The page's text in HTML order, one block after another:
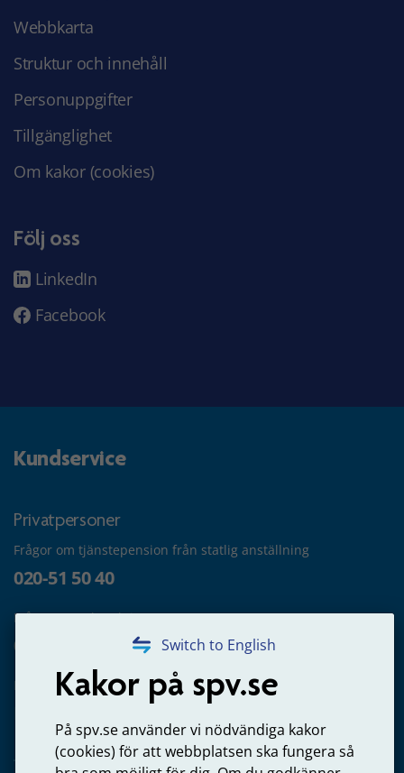
Switch to English
Kakor på spv.se
På spv.se använder vi nödvändiga kakor
(cookies) för att webbplatsen ska fungera så
Webbkarta
Struktur och innehåll
Personuppgifter
Tillgänglighet
Om kakor (cookies)
Följ oss
LinkedIn
Facebook
Kundservice
Privatpersoner
Frågor om tjänstepension från statlig anställning
020-51 50 40
Frågor om utbetalning
020-65 00 65
Kontakta oss